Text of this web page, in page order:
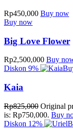
Rp450,000 Buy now
Buy now
Big Love Flower
Rp2,500,000 Buy
Diskon 9%
Kaia
Rp825,000 Original
is: Rp750,000. Buy
Diskon 12%